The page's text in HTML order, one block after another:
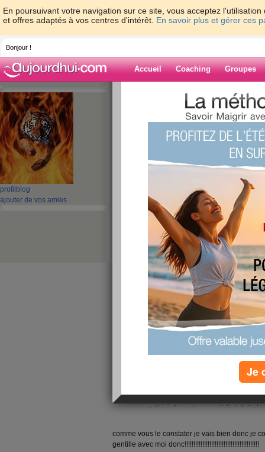
En poursuivant votre navigation sur ce site, vous acceptez
et offres adaptés à vos centres d'intérêt. En savoir plus et gérer ces
Bonjour !
Accueil Coaching Groupes
profil blog
ajouter de vos amies
> > jeudi et
Blog de bibi971
jeudi et toujours
coucou mes copinautes
comme vous le constater je vais bien donc je
gentille avec moi donc!!!!!!!!!!!!!!!!!!!!!!!!!!!!!!!!!!!!!!!!!!
Je